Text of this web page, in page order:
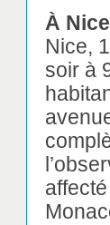
À Nice
Nice,
soir à